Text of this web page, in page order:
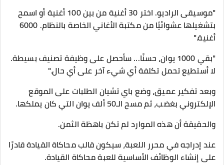
"موسيقى الراديو. اختر 30 أغنية من بين 100 أغنية أو اسمح
بتشغيلها عشوائيًا من مكتبة الأغاني الخاصة بالنظام. 6000
أغنية."
"بقي 1000 يوان، حسنًا... سأحصل على وظيفة تصنيف بسيطة.
لا أستطيع تحمل تكلفة أي شيء آخر على أي حال."
وبعد تفكير عميق، وضع باي تشيان الطلبات على الموقع
الإلكتروني بغضب، ثم مسح الـ50 ألف يوان التي كان يملكها.
والحقيقة أن هذه الموارد لم تكن باهظة الثمن.
عند إدراجه في محرر اللعبة، سيكون قالب محاكاة القيادة قادرًا
على إنشاء الوظائف الأساسية للعبة محاكاة القيادة.